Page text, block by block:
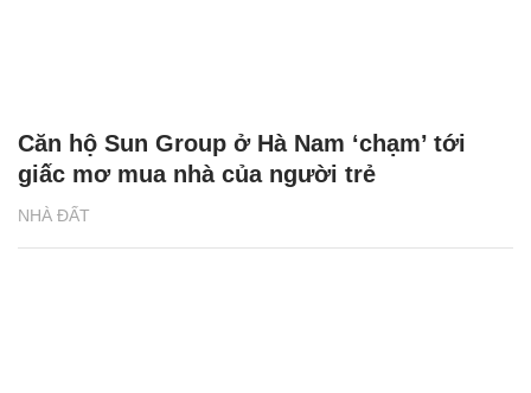
NHÀ ĐẤT
Căn hộ Sun Group ở Hà Nam ‘chạm’ tới
giấc mơ mua nhà của người trẻ